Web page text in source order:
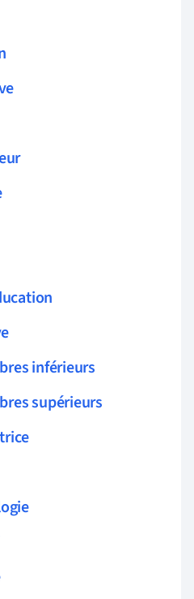
inférieurs
supérieurs